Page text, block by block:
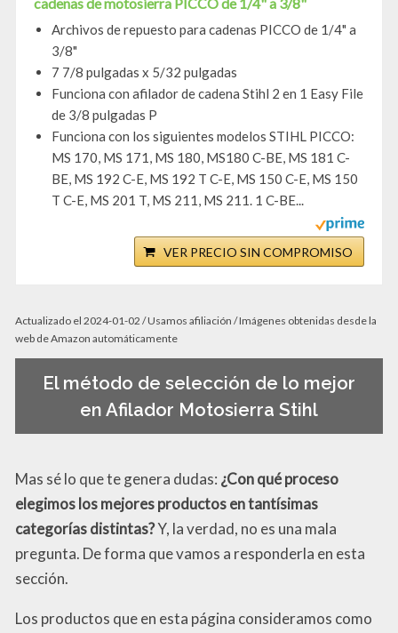
cadenas de motosierra PICCO de 1/4" a 3/8"
Archivos de repuesto para cadenas PICCO de 1/4" a
3/8"
7 7/8 pulgadas x 5/32 pulgadas
Funciona con afilador de cadena Stihl 2 en 1 Easy File
de 3/8 pulgadas P
Funciona con los siguientes modelos STIHL PICCO:
MS 170, MS 171, MS 180, MS180 C-BE, MS 181 C-
BE, MS 192 C-E, MS 192 T C-E, MS 150 C-E, MS 150
T C-E, MS 201 T, MS 211, MS 211. 1 C-BE...
VER PRECIO SIN COMPROMISO
Actualizado el 2024-01-02 / Usamos afiliación / Imágenes obtenidas desde la
web de Amazon automáticamente
El método de selección de lo mejor
en Afilador Motosierra Stihl
Mas sé lo que te genera dudas: ¿Con qué proceso
elegimos los mejores productos en tantísimas
categorías distintas?Y, la verdad, no es una mala
pregunta. De forma que vamos a responderla en esta
sección.
Los productos que en esta página consideramos como